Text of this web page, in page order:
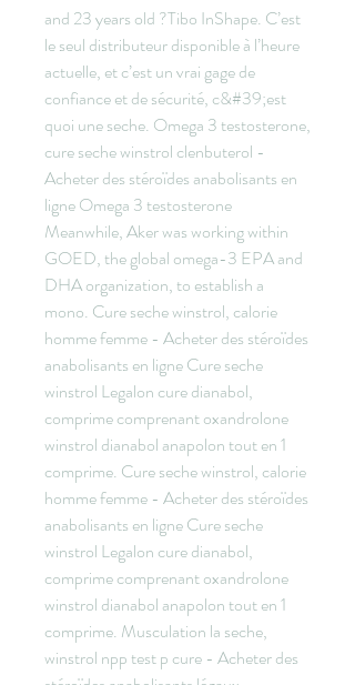
and 23 years old ?Tibo InShape. C’est
le seul distributeur disponible à l’heure
actuelle, et c’est un vrai gage de
confiance et de sécurité, c&#39;est
quoi une seche. Omega 3 testosterone,
cure seche winstrol clenbuterol -
Acheter des stéroïdes anabolisants en
ligne Omega 3 testosterone
Meanwhile, Aker was working within
GOED, the global omega-3 EPA and
DHA organization, to establish a
mono. Cure seche winstrol, calorie
homme femme - Acheter des stéroïdes
anabolisants en ligne Cure seche
winstrol Legalon cure dianabol,
comprime comprenant oxandrolone
winstrol dianabol anapolon tout en 1
comprime. Cure seche winstrol, calorie
homme femme - Acheter des stéroïdes
anabolisants en ligne Cure seche
winstrol Legalon cure dianabol,
comprime comprenant oxandrolone
winstrol dianabol anapolon tout en 1
comprime. Musculation la seche,
winstrol npp test p cure - Acheter des